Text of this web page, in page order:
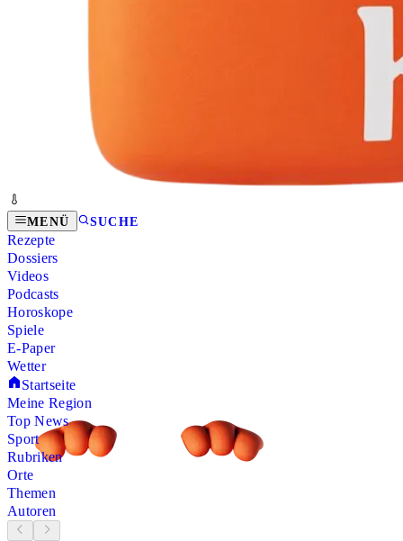
MENÜ SUCHE
Rezepte
Dossiers
Videos
Podcasts
Horoskope
Spiele
E-Paper
Wetter
Startseite
Meine Region
Top News
Sport
Rubriken
Orte
Themen
Autoren